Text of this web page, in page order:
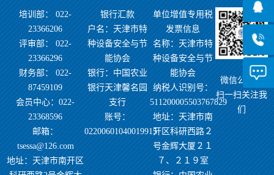
培训部： 022-
23366206
评审部： 022-
23366296
财务部： 022-
87459109
会员中心：022-
23368596
邮箱：
tsessa@126.com
地址：天津市南开区
银行汇款
户名：天津市特
种设备安全与节
能协会
银行：中国农业
银行天津馨名园
支行
账号：
02200601040019915
单位增值专用税
发票信息
名称：天津市特
种设备安全与节
能协会
纳税人识别号：
511200005503767829
地址：天津市南
开区科研西路２
号金辉大厦２１
７、２１９室
微信公众号
扫一扫关注我
们